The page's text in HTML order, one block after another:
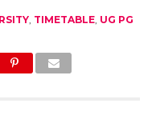
, TIMETABLE, UG PG